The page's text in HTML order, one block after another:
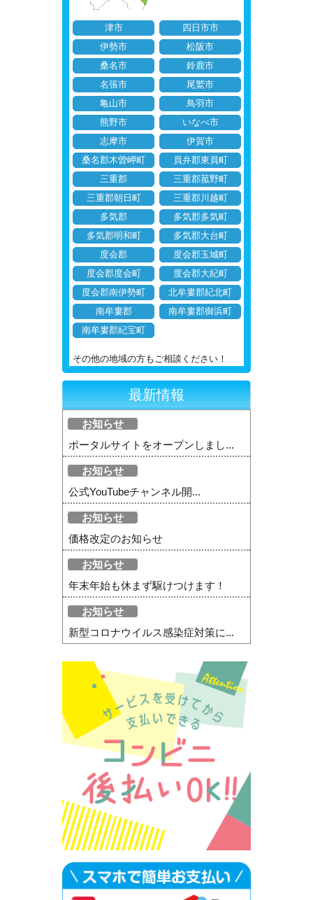
津市
四日市市
伊勢市
松阪市
桑名市
鈴鹿市
名張市
尾鷲市
亀山市
鳥羽市
熊野市
いなべ市
志摩市
伊賀市
桑名郡木曽岬町
員弁郡東員町
三重郡
三重郡菰野町
三重郡朝日町
三重郡川越町
多気郡
多気郡多気町
多気郡明和町
多気郡大台町
度会郡
度会郡玉城町
度会郡度会町
度会郡大紀町
度会郡南伊勢町
北牟婁郡紀北町
南牟婁郡
南牟婁郡御浜町
南牟婁郡紀宝町
その他の地域の方もご相談ください！
最新情報
お知らせ
ポータルサイトをオープンしまし...
お知らせ
公式YouTubeチャンネル開...
お知らせ
価格改定のお知らせ
お知らせ
年末年始も休まず駆けつけます！
お知らせ
新型コロナウイルス感染症対策に...